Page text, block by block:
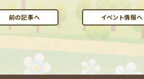
前の記事へ イベント情報へ